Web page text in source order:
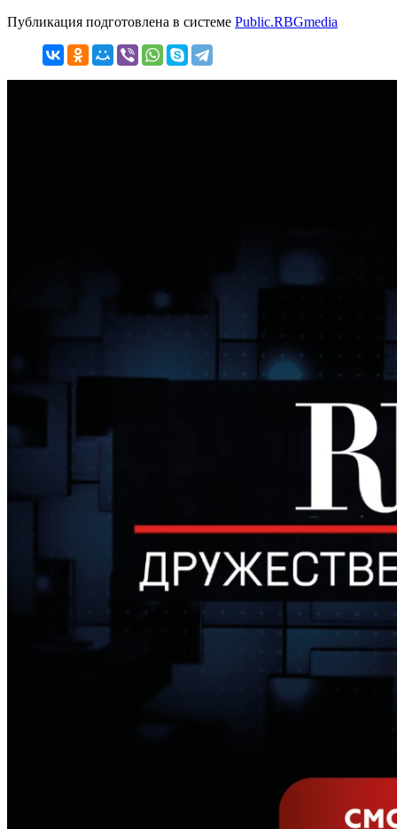
Публикация подготовлена в системе Public.RBGmedia